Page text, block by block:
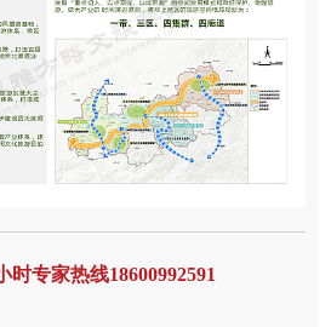
专家热线18600992591